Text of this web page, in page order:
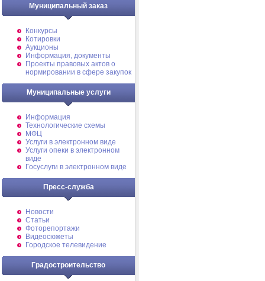
Муниципальный заказ
Конкурсы
Котировки
Аукционы
Информация, документы
Проекты правовых актов о
нормировании в сфере закупок
Муниципальные услуги
Информация
Технологические схемы
МФЦ
Услуги в электронном виде
Услуги опеки в электронном
виде
Госуслуги в электронном виде
Пресс-служба
Новости
Статьи
Фоторепортажи
Видеосюжеты
Городское телевидение
Градостроительство